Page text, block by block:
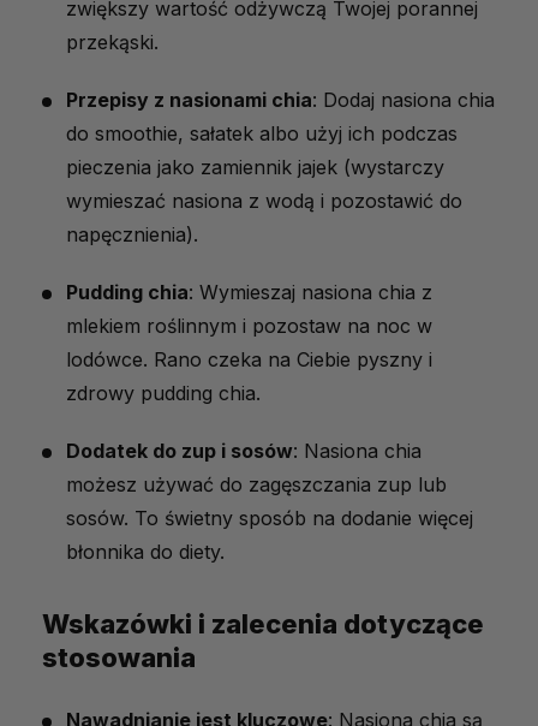
zwiększy wartość odżywczą Twojej porannej
przekąski.
Przepisy z nasionami chia: Dodaj nasiona chia
do smoothie, sałatek albo użyj ich podczas
pieczenia jako zamiennik jajek (wystarczy
wymieszać nasiona z wodą i pozostawić do
napęcznienia).
Pudding chia: Wymieszaj nasiona chia z
mlekiem roślinnym i pozostaw na noc w
lodówce. Rano czeka na Ciebie pyszny i
zdrowy pudding chia.
Dodatek do zup i sosów: Nasiona chia
możesz używać do zagęszczania zup lub
sosów. To świetny sposób na dodanie więcej
błonnika do diety.
Wskazówki i zalecenia dotyczące
stosowania
Nawadnianie jest kluczowe: Nasiona chia są